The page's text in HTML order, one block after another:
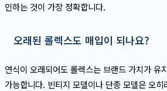
인하는 것이 가장 정확합니다.
오래된 롤렉스도 매입이 되나요?
연식이 오래되어도 롤렉스는 브랜드 가치가 유
가능합니다. 빈티지 모델이나 단종 모델은 오